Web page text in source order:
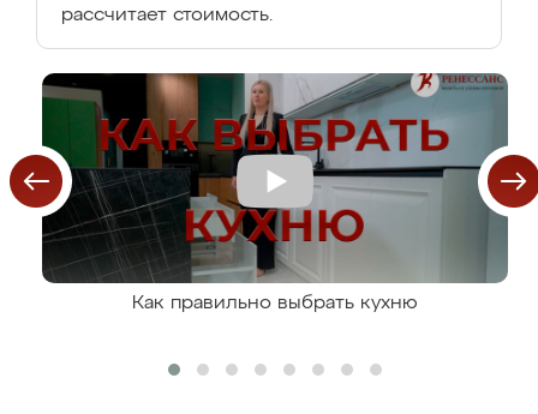
рассчитает стоимость.
Как правильно выбрать кухню